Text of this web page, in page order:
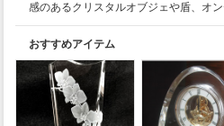
感のあるクリスタルオブジェや盾、オ
おすすめアイテム